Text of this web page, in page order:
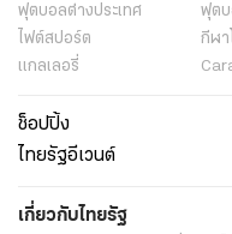
ฟุตบอลต่่างประเทศ ฟุตบ
ไฟต์สปอร์ต
กีฬา
แกลเลอรี่
ช็อปปิ้ง
ไทยรัฐอีเวนต์
เกี่ยวกับไทยรัฐ